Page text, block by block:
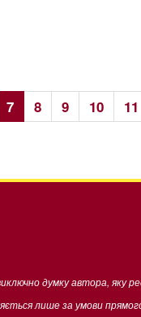
7 8 9 10 11
думку автора, яку
лише за умови